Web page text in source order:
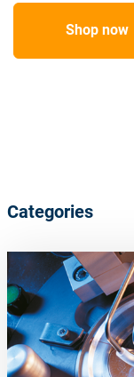
Shop now
Categories